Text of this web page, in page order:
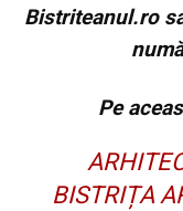
Bistriteanul.ro
Pe
BISTRIȚA